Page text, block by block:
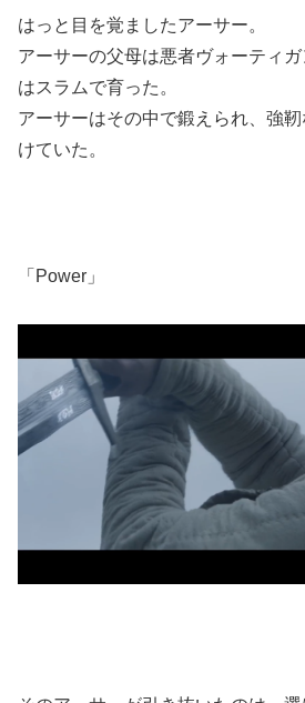
はっと目を覚ましたアーサー。
アーサーの父母は悪者ヴォーティ
はスラムで育った。
アーサーはその中で鍛えられ、強
けていた。
「Power」